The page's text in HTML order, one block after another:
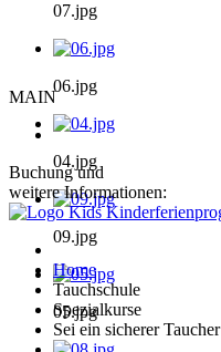
07.jpg
06.jpg
04.jpg
09.jpg
05.jpg
MAIN
Buchung und
weitere Informationen:
Home
Tauchschule
Spezialkurse
Sei ein sicherer Taucher